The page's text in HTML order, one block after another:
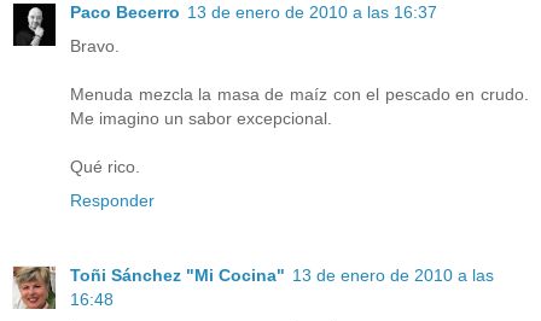
Paco Becerro 13 de enero de 2010 a las 16:37
Bravo.
Menuda mezcla la masa de maíz con el pescado en crudo.
Me imagino un sabor excepcional.
Qué rico.
Responder
Toñi Sánchez "Mi Cocina" 13 de enero de 2010 a las
16:48